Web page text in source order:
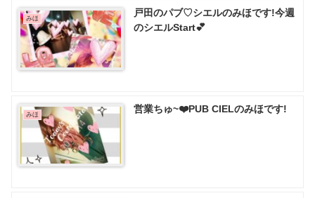
みほ
戸田のパブ♡ シエルのみほです!今週
のシエルStart💕
みほ 営業ちゅ~❤️PUB CIELのみほです!